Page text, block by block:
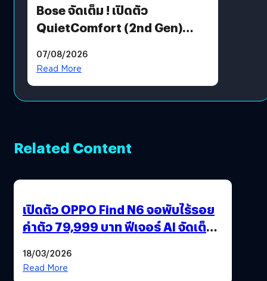
Bose จัดเต็ม ! เปิดตัว
QuietComfort (2nd Gen)
07/08/2026
Read More
Related Content
เปิดตัว OPPO Find N6 จอพับไร้รอย
ค่าตัว 79,999 บาท ฟีเจอร์ AI จัดเต็ม
18/03/2026
Read More